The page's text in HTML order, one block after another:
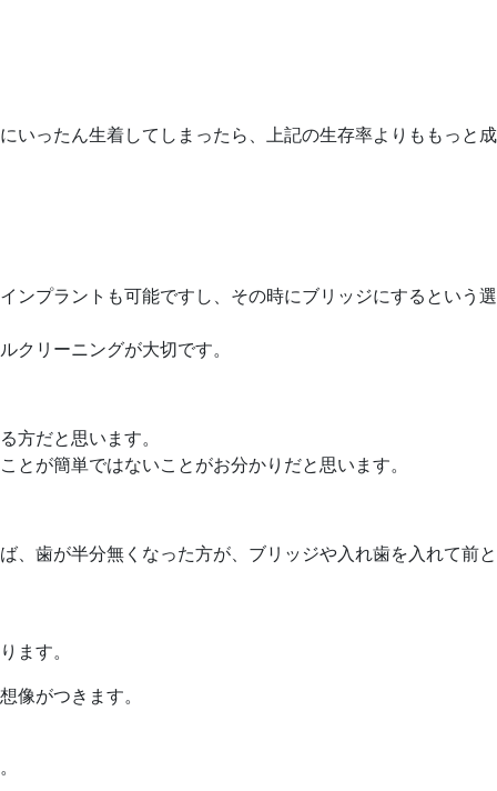
いったん生着してしまったら、上記の生存率よりももっと成
ンプラントも可能ですし、その時にブリッジにするという選
リーニングが大切です。
方だと思います。
が簡単ではないことがお分かりだと思います。
、歯が半分無くなった方が、ブリッジや入れ歯を入れて前と
ます。
像がつきます。